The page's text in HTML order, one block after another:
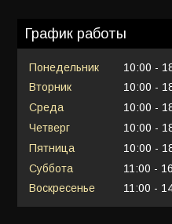
График работы
Понедельник 10:00
Вторник
10:00
Среда
10:00
Четверг
10:00
Пятница
10:00
Суббота
11:00
Воскресенье
11:00